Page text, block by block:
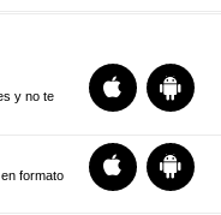
y no te
formato